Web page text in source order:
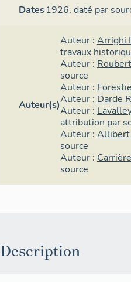
Dates1926,daté par
Auteur(s)
Auteur : Arrighi
travaux
Auteur :
source
Auteur :
Auteur : Darde
Auteur :
attribution par
Auteur : Allibert
source
Auteur :
source
Description